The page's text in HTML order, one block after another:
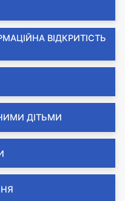
ВІДКРИТІСТЬ
ДІТЬМИ